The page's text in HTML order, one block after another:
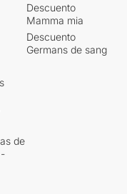
de
Descuento
Mamma mia
Descuento
Germans de sang